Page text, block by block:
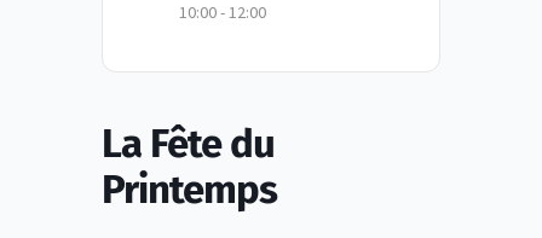
10:00 - 12:00
La Fête du
Printemps